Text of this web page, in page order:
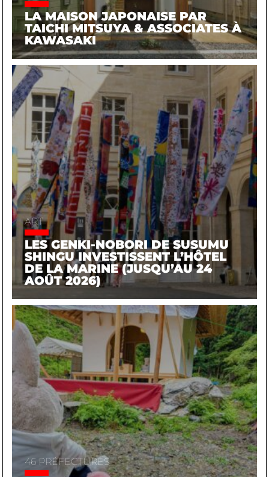
LA MAISON JAPONAISE PAR
TAICHI MITSUYA & ASSOCIATES À
KAWASAKI
ART
LES GENKI-NOBORI DE SUSUMU
SHINGU INVESTISSENT L’HÔTEL
DE LA MARINE (JUSQU’AU 24
AOÛT 2026)
46 PRÉFECTURES